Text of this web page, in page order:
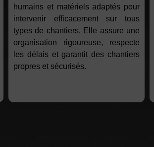
humains et matériels adaptés pour
intervenir efficacement sur tous
types de chantiers. Elle assure une
organisation rigoureuse, respecte
les délais et garantit des chantiers
propres et sécurisés.